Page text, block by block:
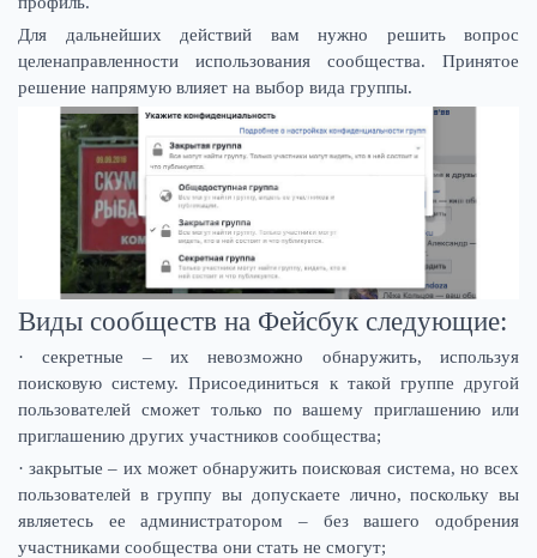
Для дальнейших действий вам нужно решить вопрос
целенаправленности использования сообщества. Принятое
решение напрямую влияет на выбор вида группы.
Виды сообществ на Фейсбук следующие:
· секретные – их невозможно обнаружить, используя
поисковую систему. Присоединиться к такой группе другой
пользователей сможет только по вашему приглашению или
приглашению других участников сообщества;
· закрытые – их может обнаружить поисковая система, но всех
пользователей в группу вы допускаете лично, поскольку вы
являетесь ее администратором – без вашего одобрения
участниками сообщества они стать не смогут;